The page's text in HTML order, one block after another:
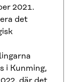
2021.
det
i Kunming,